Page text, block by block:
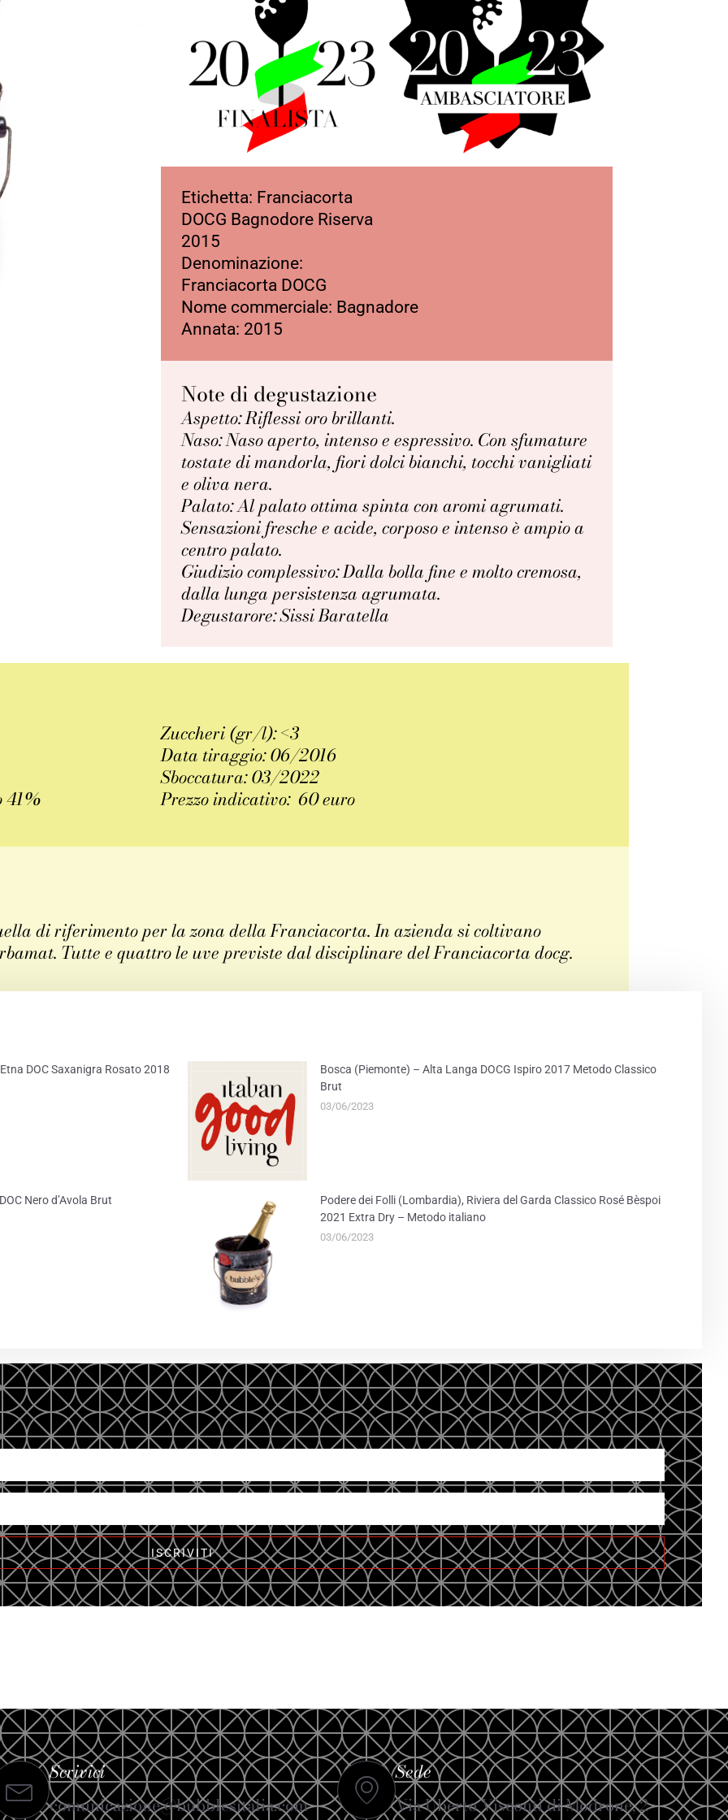
Etichetta: Franciacorta
DOCG Bagnodore Riserva
2015
Denominazione:
Franciacorta DOCG
Nome commerciale: Bagnadore
Annata: 2015
Note di degustazione
Aspetto: Riflessi oro brillanti.
Naso: Naso aperto, intenso e espressivo. Con sfumature
tostate di mandorla, fiori dolci bianchi, tocchi vanigliati
e oliva nera.
Palato: Al palato ottima spinta con aromi agrumati.
Sensazioni fresche e acide, corposo e intenso è ampio a
centro palato.
Giudizio complessivo: Dalla bolla fine e molto cremosa,
dalla lunga persistenza agrumata.
Degustarore: Sissi Baratella
41%
Zuccheri (gr/l): <3
Data tiraggio: 06/2016
Sboccatura: 03/2022
Prezzo indicativo: 60 euro
di riferimento per la zona della Franciacorta. In azienda si coltivano
Tutte e quattro le uve previste dal disciplinare del Franciacorta docg.
DOC Saxanigra Rosato 2018
Bosca (Piemonte) – Alta Langa DOCG Ispiro 2017 Metodo Classico
Brut
03/06/2023
Nero d’Avola Brut
Podere dei Folli (Lombardia), Riviera del Garda Classico Rosé Bèspoi
2021 Extra Dry – Metodo italiano
03/06/2023
ISCRIVITI
Scrivici
comunicazione@bubblesitalia.com
Sede
Via Uberto Visconti di Modrone, 2